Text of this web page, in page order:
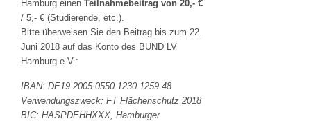
Hamburg einen Teilnahmebeitrag von 20,- €
/ 5,- € (Studierende, etc.).
Bitte überweisen Sie den Beitrag bis zum 22.
Juni 2018 auf das Konto des BUND LV
Hamburg e.V.:
IBAN: DE19 2005 0550 1230 1259 48
Verwendungszweck: FT Flächenschutz 2018
BIC: HASPDEHHXXX, Hamburger